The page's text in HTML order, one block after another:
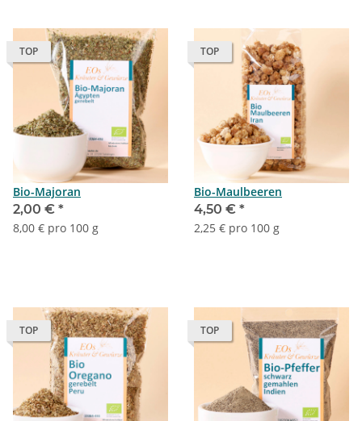
TOP
Bio-Majoran
2,00 € *
8,00 € pro 100 g
TOP
Bio-Maulbeeren
4,50 € *
2,25 € pro 100 g
TOP TOP